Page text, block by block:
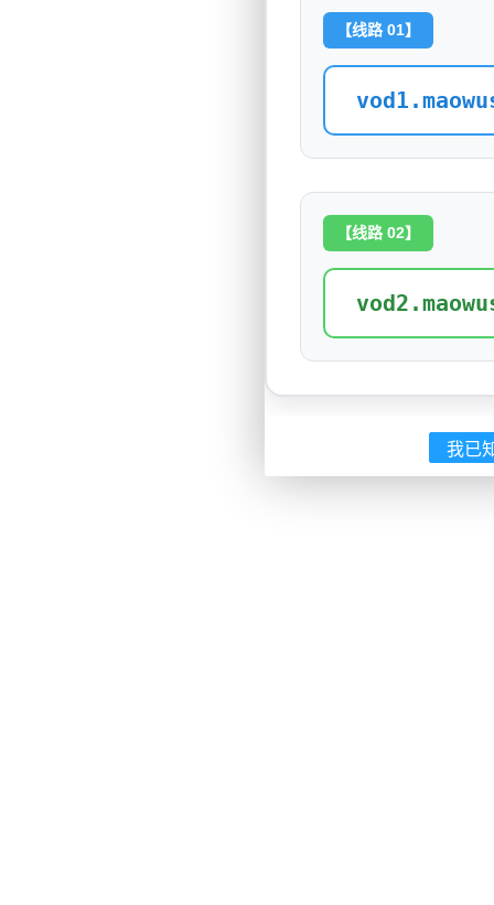
【线路 01】
【线路 02】
我已